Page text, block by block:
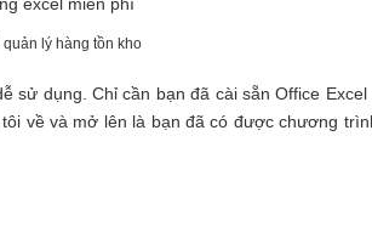
lý hàng tồn kho
sử dụng. Chỉ cần bạn đã cài sẵn Office Excel
về và mở lên là bạn đã có được chương